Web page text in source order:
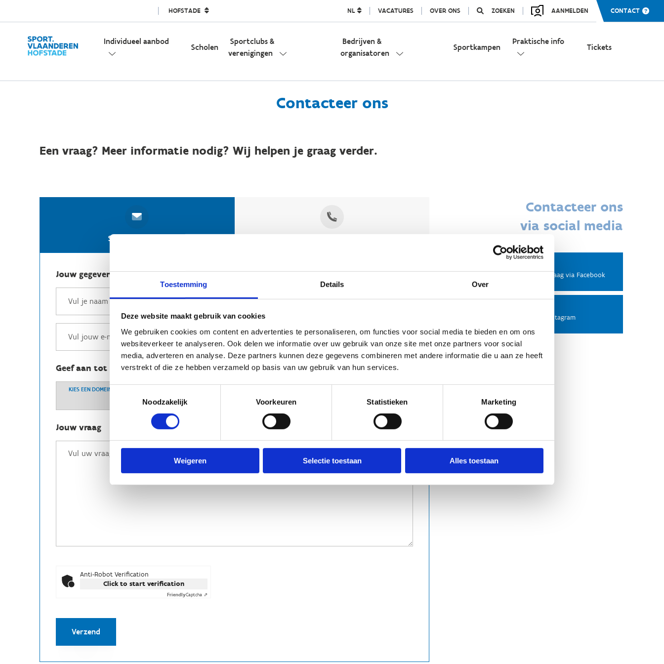
Toestemming Details Over
Deze website maakt gebruik van cookies
We gebruiken cookies om content en advertenties te personaliseren, om functies voor social media te bieden en om ons
websiteverkeer te analyseren. Ook delen we informatie over uw gebruik van onze site met onze partners voor social
media, adverteren en analyse. Deze partners kunnen deze gegevens combineren met andere informatie die u aan ze heeft
verstrekt of die ze hebben verzameld op basis van uw gebruik van hun services.
Toestemmingsselectie
Noodzakelijk
Voorkeuren Statistieken Marketing
Weigeren Selectie toestaan Alles toestaan
HOFSTADE NL VACATURES OVER ONS ZOEKEN AANMELDEN CONTACT
Individueel aanbod
Scholen
Sportclubs &
verenigingen
Bedrijven &
organisatoren
Sportkampen
Praktische info
Tickets
Contacteer ons
Een vraag? Meer informatie nodig? Wij helpen je graag verder.
Stuur een e-mail
Jouw gegevens
Geef aan tot welk domein jouw vraag behoort
KIES EEN DOMEIN
Jouw vraag
Anti-Robot Verification
Click to start verification
FriendlyCaptcha ⇗
Verzend
Contacteer ons
via social media
Stel ons een vraag via Facebook
Volg ons op Instagram